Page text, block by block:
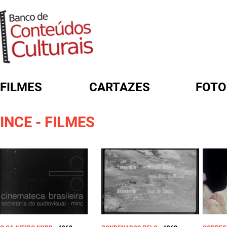
FILMES CARTAZES
INCE - FILMESFORMULÁRIO DE BUSCA